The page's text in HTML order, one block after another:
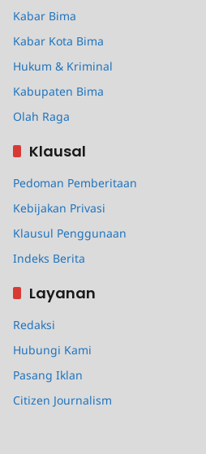
Kabar Bima
Kabar Kota Bima
Hukum & Kriminal
Kabupaten Bima
Olah Raga
Klausal
Pedoman Pemberitaan
Kebijakan Privasi
Klausul Penggunaan
Indeks Berita
Layanan
Redaksi
Hubungi Kami
Pasang Iklan
Citizen Journalism